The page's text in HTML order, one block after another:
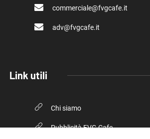
commerciale@fvgcafe.it
adv@fvgcafe.it
Link utili
Chi siamo
Pubblicità FVG Cafe